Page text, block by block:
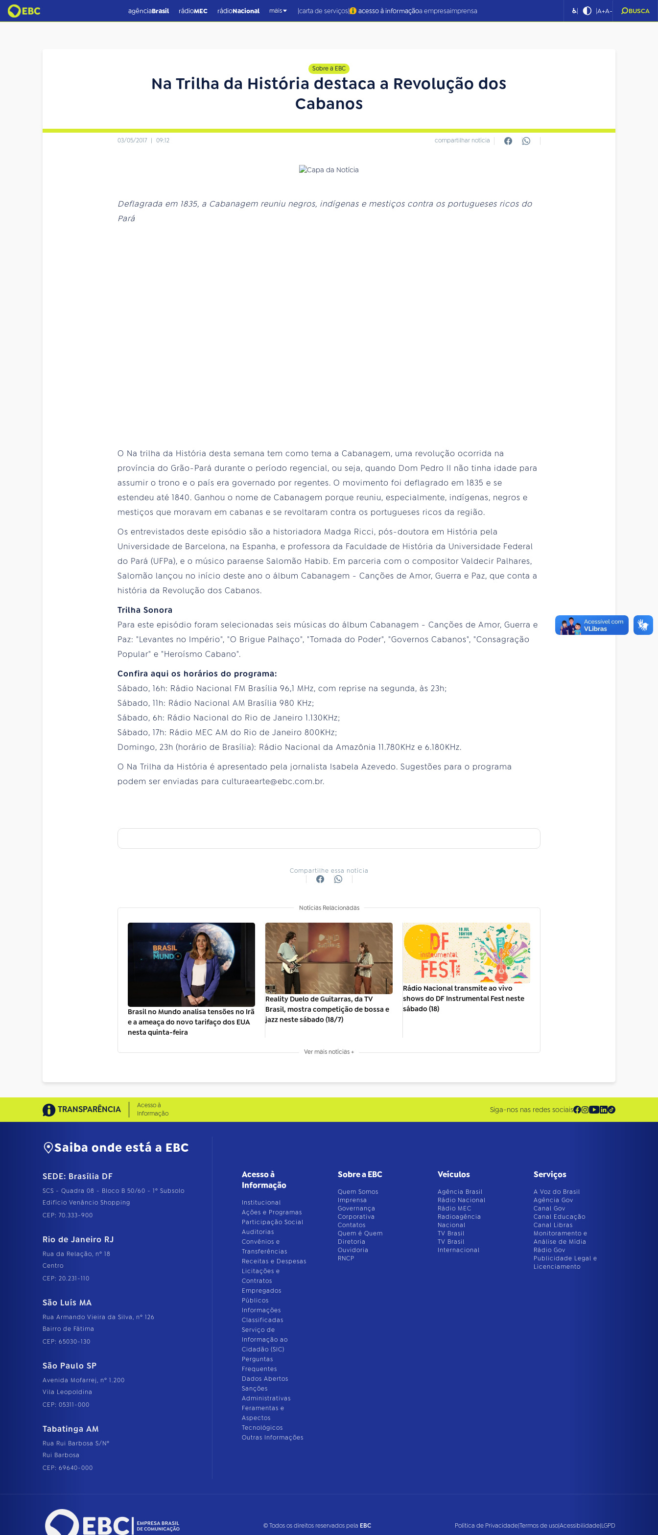
agênciaBrasil rádioMEC rádioNacional mais |carta de serviços| acesso à informaçãoa empresaimprensa ♿| |A+A- BUSCA
Sobre a EBC
Na Trilha da História destaca a Revolução dos
Cabanos
03/05/2017 | 09:12 compartilhar notícia
Deflagrada em 1835, a Cabanagem reuniu negros, indígenas e mestiços contra os portugueses ricos do
Pará
O Na trilha da História desta semana tem como tema a Cabanagem, uma revolução ocorrida na
província do Grão-Pará durante o período regencial, ou seja, quando Dom Pedro II não tinha idade para
assumir o trono e o país era governado por regentes. O movimento foi deflagrado em 1835 e se
estendeu até 1840. Ganhou o nome de Cabanagem porque reuniu, especialmente, indígenas, negros e
mestiços que moravam em cabanas e se revoltaram contra os portugueses ricos da região.
Os entrevistados deste episódio são a historiadora Madga Ricci, pós-doutora em História pela
Universidade de Barcelona, na Espanha, e professora da Faculdade de História da Universidade Federal
do Pará (UFPa), e o músico paraense Salomão Habib. Em parceria com o compositor Valdecir Palhares,
Salomão lançou no início deste ano o álbum Cabanagem - Canções de Amor, Guerra e Paz, que conta a
história da Revolução dos Cabanos.
Trilha Sonora
Para este episódio foram selecionadas seis músicas do álbum Cabanagem - Canções de Amor, Guerra e
Paz: "Levantes no Império", "O Brigue Palhaço", "Tomada do Poder", "Governos Cabanos", "Consagração
Popular" e "Heroísmo Cabano".
Confira aqui os horários do programa:
Sábado, 16h: Rádio Nacional FM Brasília 96,1 MHz, com reprise na segunda, às 23h;
Sábado, 11h: Rádio Nacional AM Brasília 980 KHz;
Sábado, 6h: Rádio Nacional do Rio de Janeiro 1.130KHz;
Sábado, 17h: Rádio MEC AM do Rio de Janeiro 800KHz;
Domingo, 23h (horário de Brasília): Rádio Nacional da Amazônia 11.780KHz e 6.180KHz.
O Na Trilha da História é apresentado pela jornalista Isabela Azevedo. Sugestões para o programa
podem ser enviadas para culturaearte@ebc.com.br.
Compartilhe essa notícia
Notícias Relacionadas
Brasil no Mundo analisa tensões no Irã
e a ameaça do novo tarifaço dos EUA
nesta quinta-feira
Reality Duelo de Guitarras, da TV
Brasil, mostra competição de bossa e
jazz neste sábado (18/7)
Rádio Nacional transmite ao vivo
shows do DF Instrumental Fest neste
sábado (18)
Ver mais notícias +
TRANSPARÊNCIA
Acesso à
Informação
Siga-nos nas redes sociais
Saiba onde está a EBC
SEDE: Brasília DF
SCS - Quadra 08 - Bloco B 50/60 - 1º Subsolo
Edifício Venâncio Shopping
CEP: 70.333-900
Rio de Janeiro RJ
Rua da Relação, nº 18
Centro
CEP: 20.231-110
São Luís MA
Rua Armando Vieira da Silva, nº 126
Bairro de Fátima
CEP: 65030-130
São Paulo SP
Avenida Mofarrej, nº 1.200
Vila Leopoldina
CEP: 05311-000
Tabatinga AM
Rua Rui Barbosa S/Nº
Rui Barbosa
CEP: 69640-000
Acesso à
Informação
Institucional
Ações e Programas
Participação Social
Auditorias
Convênios e
Transferências
Receitas e Despesas
Licitações e
Contratos
Empregados
Públicos
Informações
Classificadas
Serviço de
Informação ao
Cidadão (SIC)
Perguntas
Frequentes
Dados Abertos
Sanções
Administrativas
Feramentas e
Aspectos
Tecnológicos
Outras Informações
Sobre a EBC
Quem Somos
Imprensa
Governança
Corporativa
Contatos
Quem é Quem
Diretoria
Ouvidoria
RNCP
Veículos
Agência Brasil
Rádio Nacional
Rádio MEC
Radioagência
Nacional
TV Brasil
TV Brasil
Internacional
Serviços
A Voz do Brasil
Agência Gov
Canal Gov
Canal Educação
Canal Libras
Monitoramento e
Análise de Mídia
Rádio Gov
Publicidade Legal e
Licenciamento
© Todos os direitos reservados pela EBC Política de Privacidade|Termos de uso|Acessibilidade|LGPD